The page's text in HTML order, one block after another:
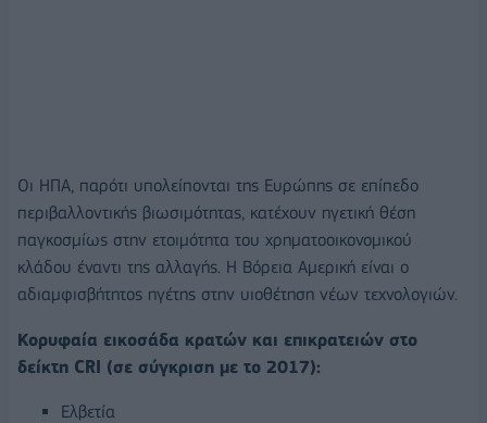
Οι ΗΠΑ, παρότι υπολείπονται της Ευρώπης σε επίπεδο
περιβαλλοντικής βιωσιμότητας, κατέχουν ηγετική θέση
παγκοσμίως στην ετοιμότητα του χρηματοοικονομικού
κλάδου έναντι της αλλαγής. Η Βόρεια Αμερική είναι ο
αδιαμφισβήτητος ηγέτης στην υιοθέτηση νέων τεχνολογιών.
Κορυφαία εικοσάδα κρατών και επικρατειών στο
δείκτη CRI (σε σύγκριση με το 2017):
Ελβετία